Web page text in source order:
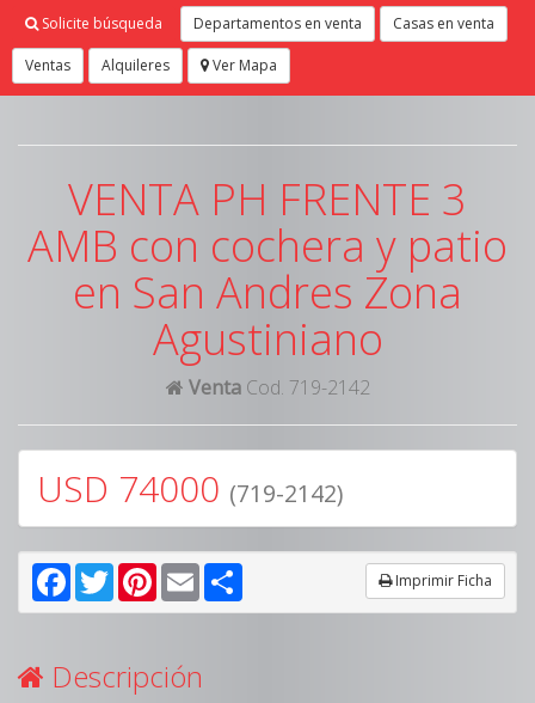
Solicite búsqueda Departamentos en venta Casas en venta
Ventas Alquileres Ver Mapa
VENTA PH FRENTE 3
AMB con cochera y patio
en San Andres Zona
Agustiniano
VentaCod. 719-2142
USD 74000 (719-2142)
Facebook
TwitterPinterest
Email Imprimir Ficha
Descripción